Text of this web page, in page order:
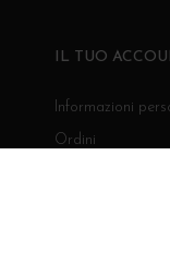
IL TUO
Informazioni
Ordini